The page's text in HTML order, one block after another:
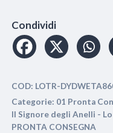
Rings
-
Mini
Aragorn
20cm
quantità
Condividi
COD: LOTR-
Categorie: 01 Pronta
Il Signore degli Anelli -
PRONTA CONSEGNA